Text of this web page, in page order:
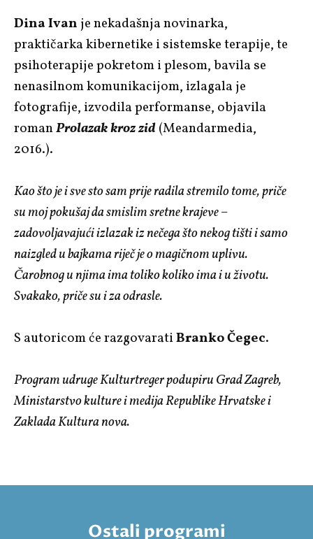
Dina Ivan je nekadašnja novinarka,
praktičarka kibernetike i sistemske terapije, te
psihoterapije pokretom i plesom, bavila se
nenasilnom komunikacijom, izlagala je
fotografije, izvodila performanse, objavila
romanProlazak kroz zid(Meandarmedia,
2016.).
Kao što je i sve sto sam prije radila stremilo tome, priče
su moj pokušaj da smislim sretne krajeve –
zadovoljavajući izlazak iz nečega što nekog tišti i samo
naizgled u bajkama riječ je o magičnom uplivu.
Čarobnog u njima ima toliko koliko ima i u životu.
Svakako, priče su i za odrasle.
S autoricom će razgovaratiBranko Čegec.
Program udruge Kulturtreger podupiru Grad Zagreb,
Ministarstvo kulture i medija Republike Hrvatske i
Zaklada Kultura nova.
Ostali programi